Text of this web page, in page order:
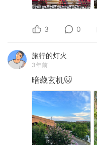
3 0
旅行的灯火
3年前
暗藏玄机🐱